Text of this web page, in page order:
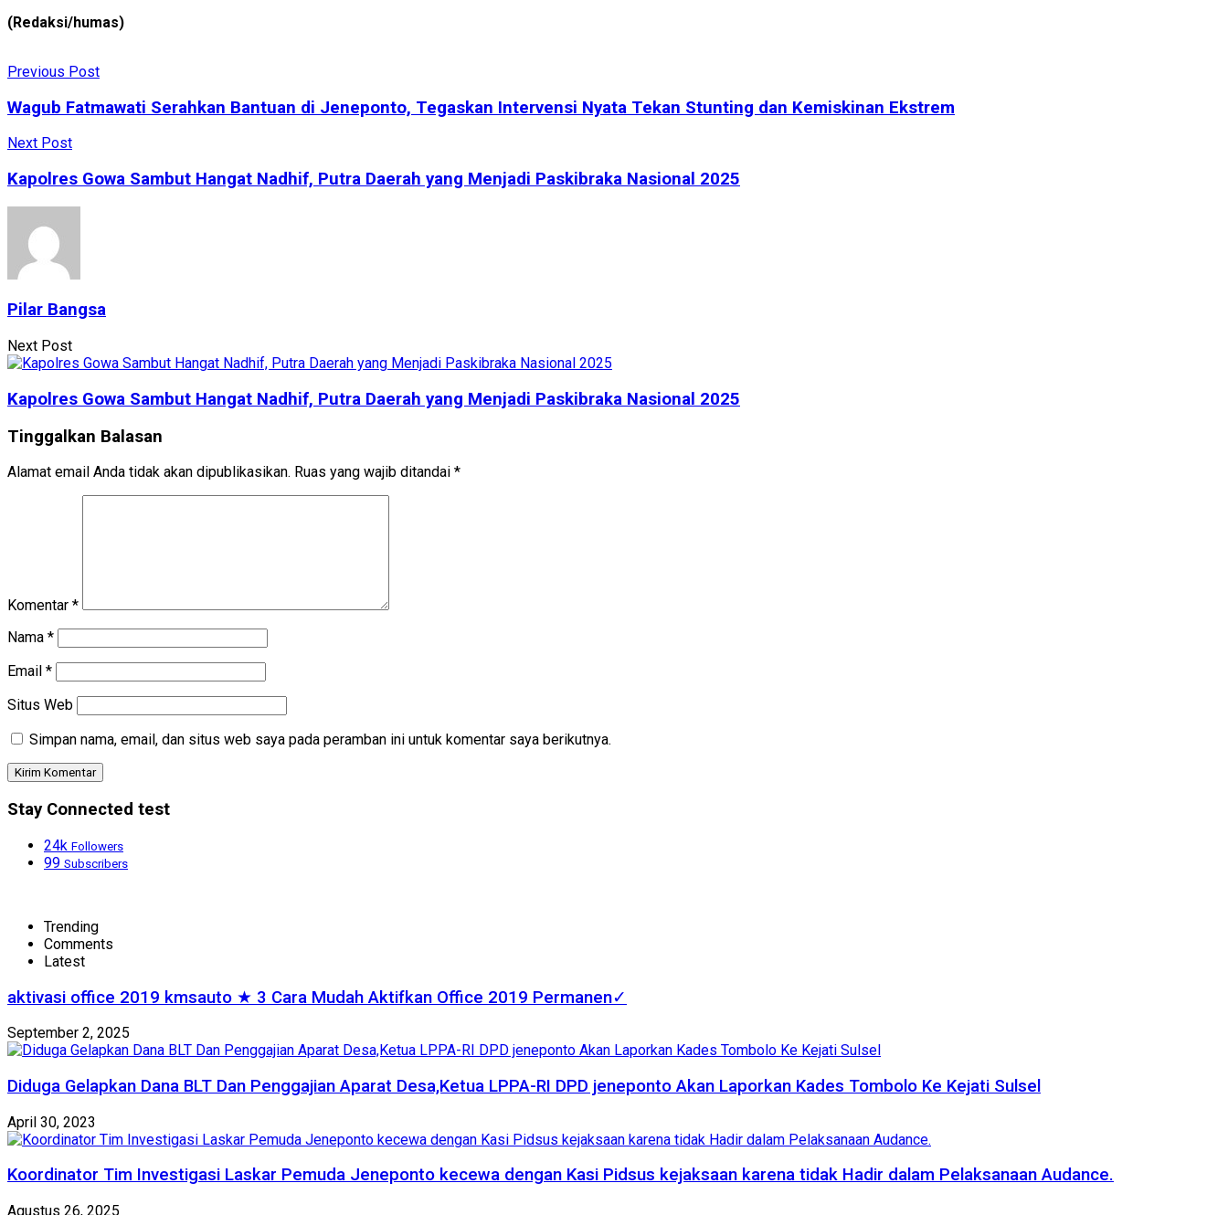
(Redaksi/humas)
Previous Post
Wagub Fatmawati Serahkan Bantuan di Jeneponto, Tegaskan Intervensi Nyata Tekan Stunting dan Kemiskinan Ekstrem
Next Post
Kapolres Gowa Sambut Hangat Nadhif, Putra Daerah yang Menjadi Paskibraka Nasional 2025
Pilar Bangsa
Next Post
Kapolres Gowa Sambut Hangat Nadhif, Putra Daerah yang Menjadi Paskibraka Nasional 2025
Tinggalkan Balasan
Alamat email Anda tidak akan dipublikasikan. Ruas yang wajib ditandai *
Komentar *
Nama *
Email *
Situs Web
Simpan nama, email, dan situs web saya pada peramban ini untuk komentar saya berikutnya.
Stay Connected test
24k Followers
99 Subscribers
Trending
Comments
Latest
aktivasi office 2019 kmsauto ★ 3 Cara Mudah Aktifkan Office 2019 Permanen✓
September 2, 2025
Diduga Gelapkan Dana BLT Dan Penggajian Aparat Desa,Ketua LPPA-RI DPD jeneponto Akan Laporkan Kades Tombolo Ke Kejati Sulsel
April 30, 2023
Koordinator Tim Investigasi Laskar Pemuda Jeneponto kecewa dengan Kasi Pidsus kejaksaan karena tidak Hadir dalam Pelaksanaan Audance.
Agustus 26, 2025